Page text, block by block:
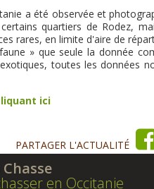
a été observée et
quartiers de Rodez,
rares, en limite d'aire de
» que seule la donnée
toutes les données
ici
PARTAGER L'ACTUALITÉ
en Occitanie